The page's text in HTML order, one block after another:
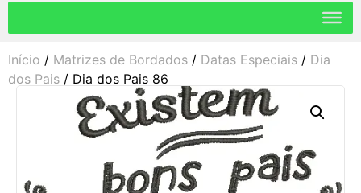
Início / Matrizes de Bordados / Datas Especiais / Dia
dos Pais / Dia dos Pais 86